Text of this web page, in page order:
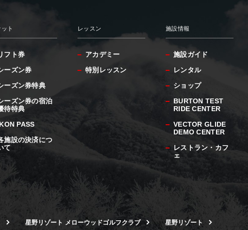
ト
フト券
ーズン券
ーズン券特典
ーズン券の宿泊
待特典
PASS
施設の決済につ
て
レッスン
アカデミー
特別レッスン
施設情報
施設ガイド
レンタル
ショップ
BURTON TEST
RIDE CENTER
VECTOR GLIDE
DEMO CENTER
レストラン・カフ
ェ
星野リゾート メローウッドゴルフクラブ 星野リゾート